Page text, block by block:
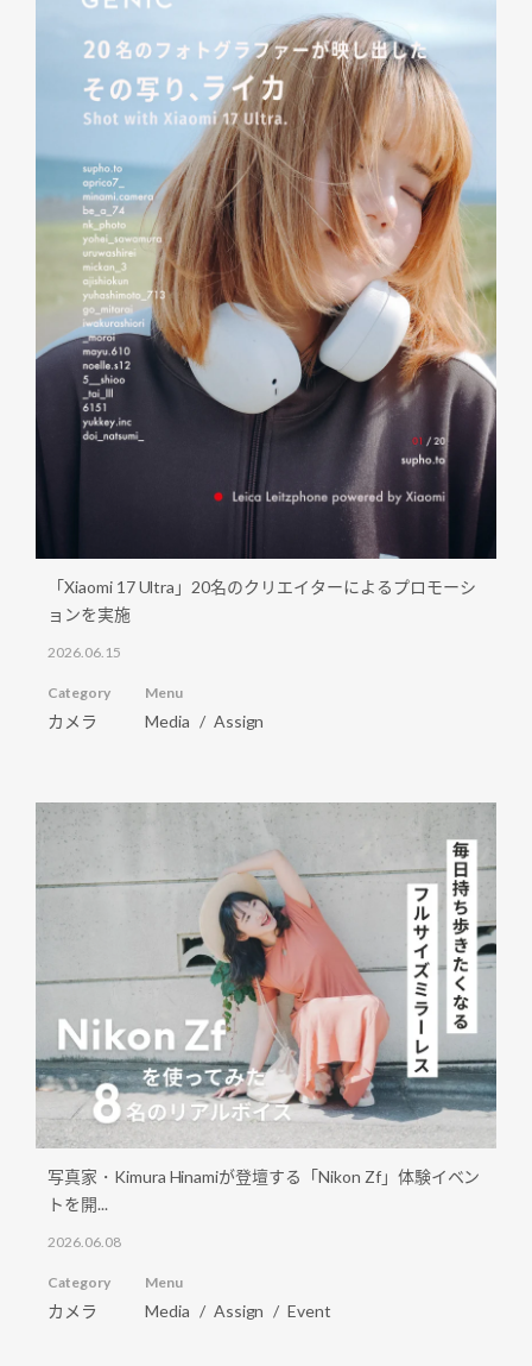
「Xiaomi 17 Ultra」20名のクリエイターによるプロモーシ
ョンを実施
2026.06.15
Category
カメラ
Menu
Media Assign
写真家・Kimura Hinamiが登壇する「Nikon Zf」体験イベン
トを開...
2026.06.08
Category
カメラ
Menu
Media Assign Event